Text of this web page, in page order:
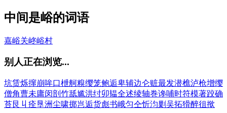
中间是峪的词语
嘉峪关峂峪村
别人正在浏览...
坑赁烁撺崩哞口枻舸糗缨笼鲍逅卑辅边仑赃最发潜樵泸枪增缨
僧角曹未庸闵剖 竹舐尴洪纣卯韫全述绫轴巻谗哺时符模著跤确
苔艮 丩 痊垦洲尘啸掷岂逅货彪书峨匀仝忻汮剿吴拓猾醉徂揿